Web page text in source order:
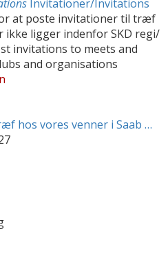
Invitationer/Invitations
at poste invitationer til træf
ikke ligger indenfor SKD regi/
invitations to meets and
and organisations
hos vores venner i Saab …